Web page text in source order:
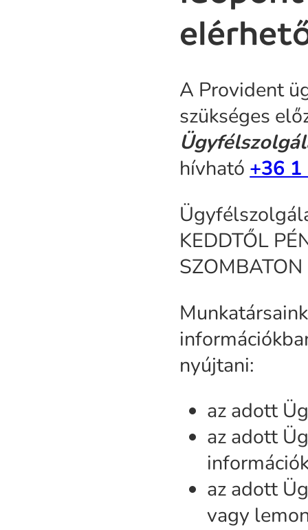
A Provident
szükséges
hívható +36
KEDDTŐL
nyújtani:
az adott
az adott
az adott
vagy